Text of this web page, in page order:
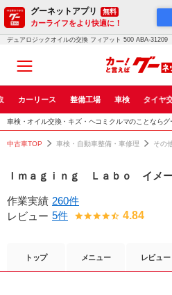
グーネットアプリ 無料
カーライフをより快適に！
カーリース 整備工場 車検 タイヤ
車検・オイル交換・キズ・ヘコミクルマのことならグ
中古車TOP 車検・自動車整備・車修理 その
Ｉｍａｇｉｎｇ Ｌａｂｏ イメ
作業実績 260件
レビュー 5件 4.84
トップ メニュー レビュー